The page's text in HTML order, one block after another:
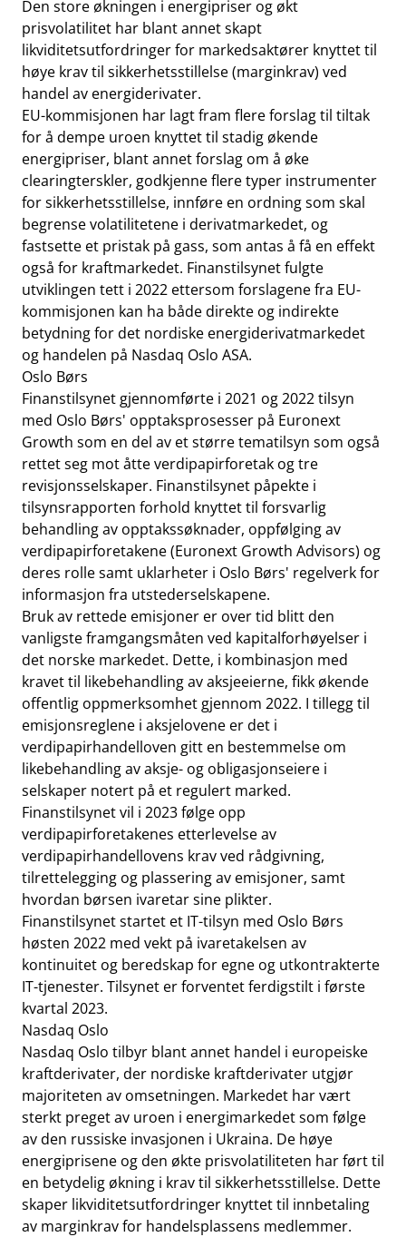
Den store økningen i energipriser og økt
prisvolatilitet har blant annet skapt
likviditetsutfordringer for markedsaktører knyttet til
høye krav til sikkerhetsstillelse (marginkrav) ved
handel av energiderivater.
EU-kommisjonen har lagt fram flere forslag til tiltak
for å dempe uroen knyttet til stadig økende
energipriser, blant annet forslag om å øke
clearingterskler, godkjenne flere typer instrumenter
for sikkerhetsstillelse, innføre en ordning som skal
begrense volatilitetene i derivatmarkedet, og
fastsette et pristak på gass, som antas å få en effekt
også for kraftmarkedet. Finanstilsynet fulgte
utviklingen tett i 2022 ettersom forslagene fra EU-
kommisjonen kan ha både direkte og indirekte
betydning for det nordiske energiderivatmarkedet
og handelen på Nasdaq Oslo ASA.
Oslo Børs
Finanstilsynet gjennomførte i 2021 og 2022 tilsyn
med Oslo Børs' opptaksprosesser på Euronext
Growth som en del av et større tematilsyn som også
rettet seg mot åtte verdipapirforetak og tre
revisjonsselskaper. Finanstilsynet påpekte i
tilsynsrapporten forhold knyttet til forsvarlig
behandling av opptakssøknader, oppfølging av
verdipapirforetakene (Euronext Growth Advisors) og
deres rolle samt uklarheter i Oslo Børs' regelverk for
informasjon fra utstederselskapene.
Bruk av rettede emisjoner er over tid blitt den
vanligste framgangsmåten ved kapitalforhøyelser i
det norske markedet. Dette, i kombinasjon med
kravet til likebehandling av aksjeeierne, fikk økende
offentlig oppmerksomhet gjennom 2022. I tillegg til
emisjonsreglene i aksjelovene er det i
verdipapirhandelloven gitt en bestemmelse om
likebehandling av aksje- og obligasjonseiere i
selskaper notert på et regulert marked.
Finanstilsynet vil i 2023 følge opp
verdipapirforetakenes etterlevelse av
verdipapirhandellovens krav ved rådgivning,
tilrettelegging og plassering av emisjoner, samt
hvordan børsen ivaretar sine plikter.
Finanstilsynet startet et IT-tilsyn med Oslo Børs
høsten 2022 med vekt på ivaretakelsen av
kontinuitet og beredskap for egne og utkontrakterte
IT-tjenester. Tilsynet er forventet ferdigstilt i første
kvartal 2023.
Nasdaq Oslo
Nasdaq Oslo tilbyr blant annet handel i europeiske
kraftderivater, der nordiske kraftderivater utgjør
majoriteten av omsetningen. Markedet har vært
sterkt preget av uroen i energimarkedet som følge
av den russiske invasjonen i Ukraina. De høye
energiprisene og den økte prisvolatiliteten har ført til
en betydelig økning i krav til sikkerhetsstillelse. Dette
skaper likviditetsutfordringer knyttet til innbetaling
av marginkrav for handelsplassens medlemmer.